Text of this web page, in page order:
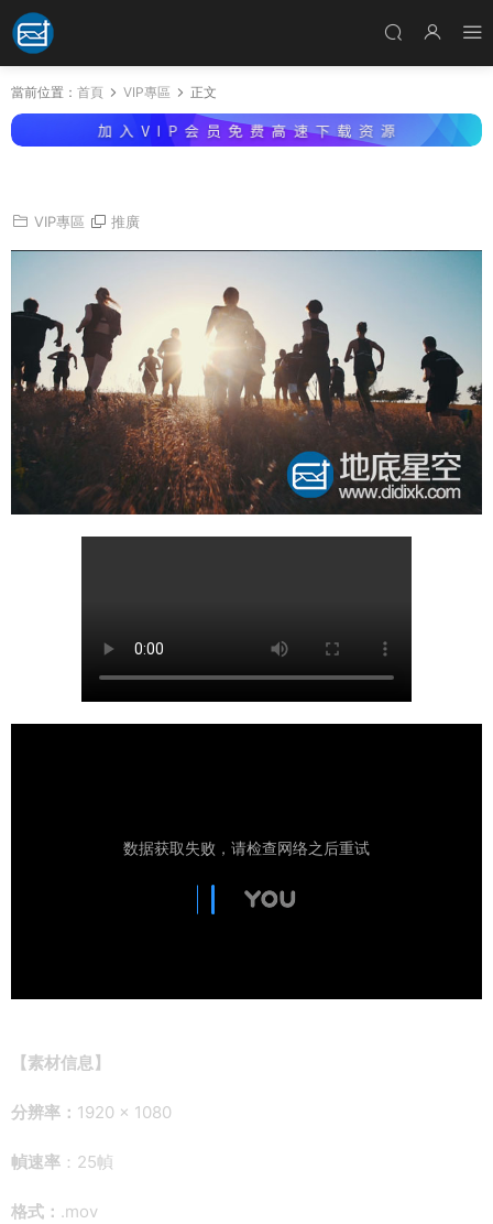
當前位置： 首頁 VIP專區 正文
VIP專區 推廣
【素材信息】
分辨率： 1920 × 1080
幀速率 ：25幀
格式： .mov